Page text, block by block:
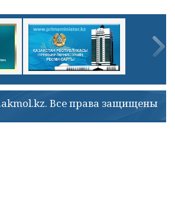
Все права защищены